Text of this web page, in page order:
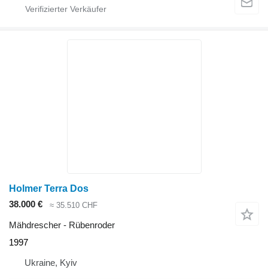
Holmer Terra Dos
38.000 €
≈ 35.510 CHF
Mähdrescher - Rübenroder
1997
Ukraine, Kyiv